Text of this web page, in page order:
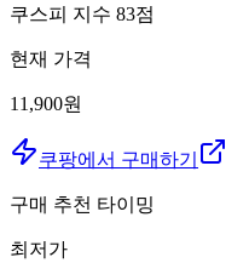
쿠스피 지수 83점
현재 가격
11,900원
쿠팡에서 구매하기
구매 추천 타이밍
최저가